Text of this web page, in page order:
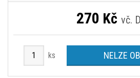
270 Kč vč.
ks NELZE